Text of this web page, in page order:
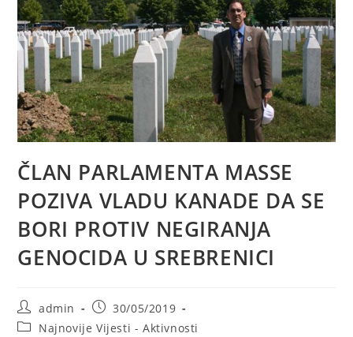
ČLAN PARLAMENTA MASSE
POZIVA VLADU KANADE DA SE
BORI PROTIV NEGIRANJA
GENOCIDA U SREBRENICI
Post
author:
admin
Post
published:
30/05/2019
PostNajnovije Vijesti - Aktivnosti